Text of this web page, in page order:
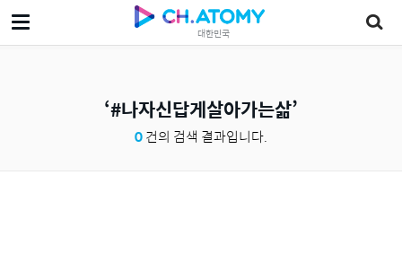
대한민국
#나자신답게살아가는삶
0건의 검색 결과입니다.